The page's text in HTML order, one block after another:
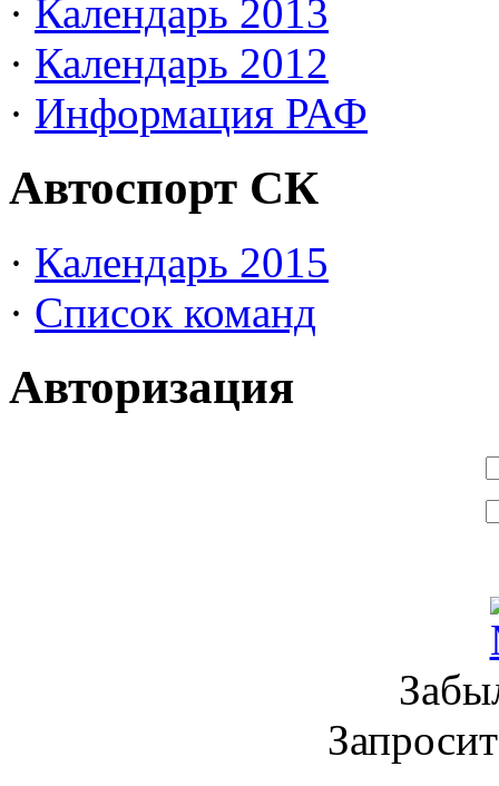
· Календарь 2013
· Календарь 2012
· Информация РАФ
Автоспорт СК
· Календарь 2015
· Список команд
Авторизация